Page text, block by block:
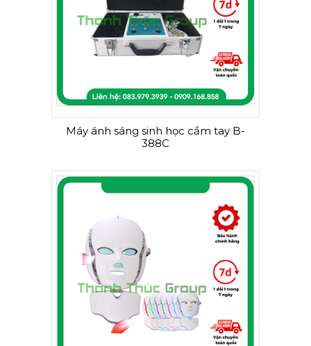
Máy ánh sáng sinh học cầm tay B-
388C